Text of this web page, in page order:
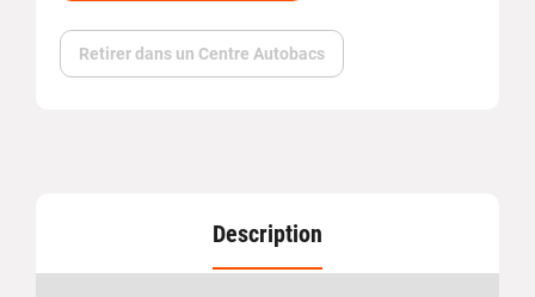
Retirer dans un Centre Autobacs
Description